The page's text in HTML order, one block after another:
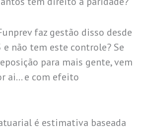
faz gestão disso desde
e não tem este controle? Se
para mais gente, vem
ai… e com efeito
é estimativa baseada